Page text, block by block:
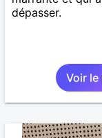
dépasser.
Voir